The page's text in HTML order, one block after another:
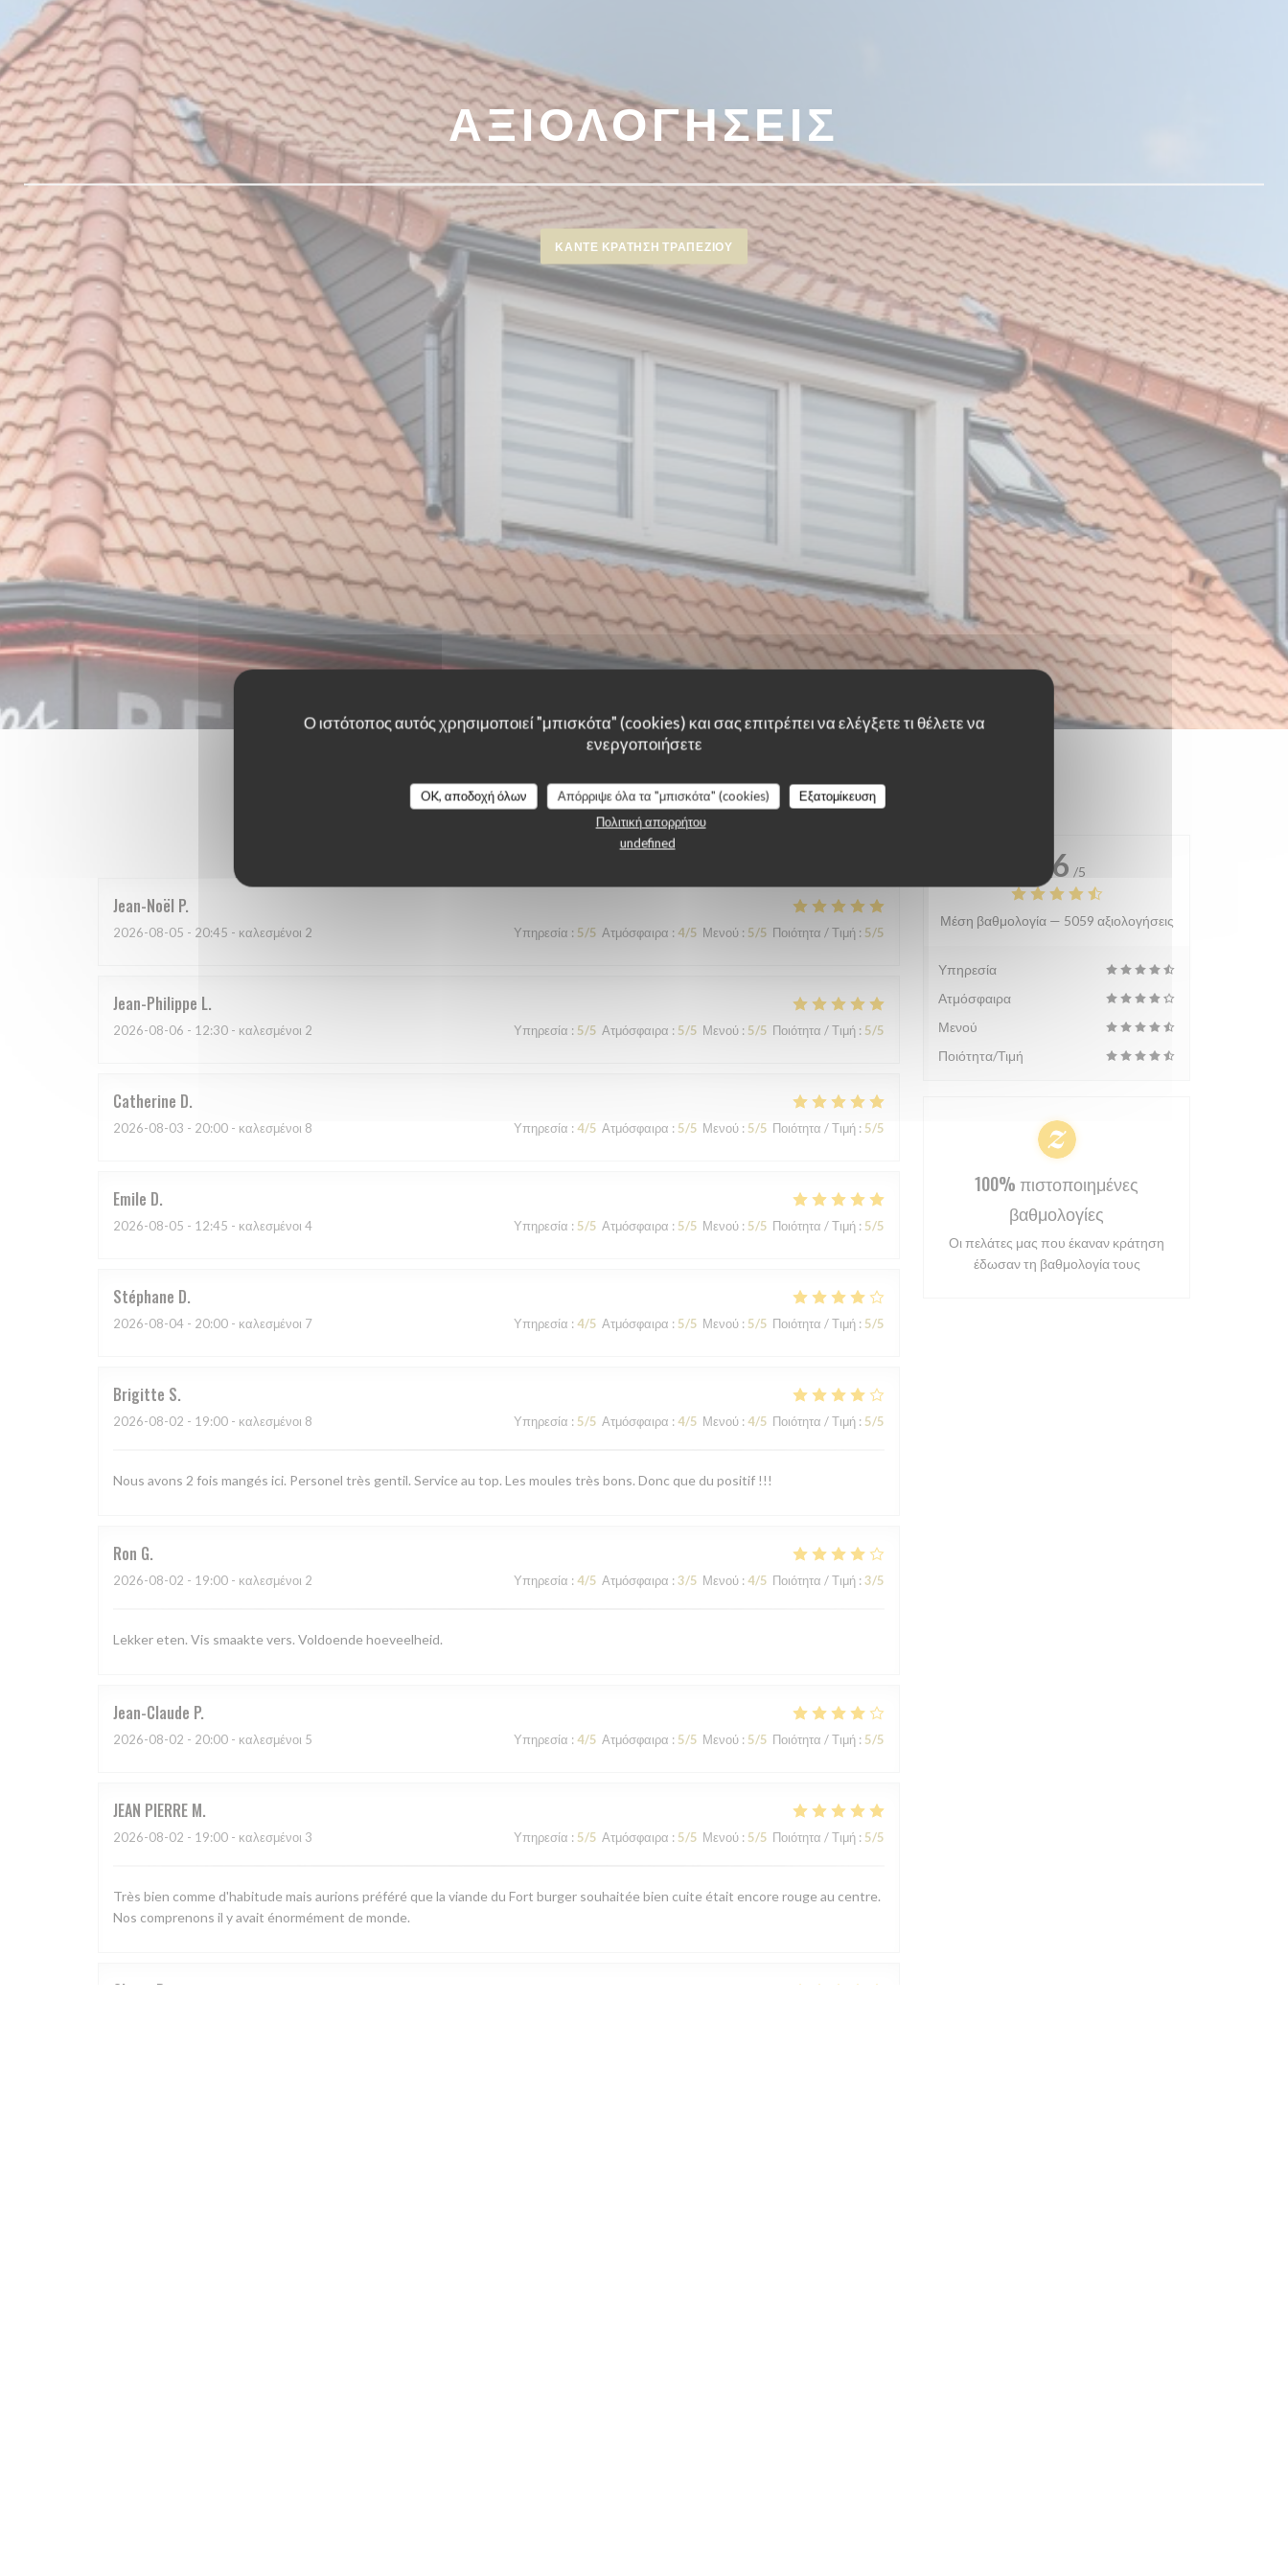
Ο ιστότοπος αυτός χρησιμοποιεί "μπισκότα" (cookies) και σας επιτρέπει να ελέγξετε τι θέλετε να
ενεργοποιήσετε
OK, αποδοχή όλων Απόρριψε όλα τα "μπισκότα" (cookies)
Εξατομίκευση
Πολιτική απορρήτου
undefined
ΑΞΙΟΛΟΓΉΣΕΙΣ
ΚΆΝΤΕ ΚΡΆΤΗΣΗ ΤΡΑΠΕΖΙΟΎ
Οι βαθμολογίες πελατών μας
Jean-Noël P
2026-08-05 - 20:45 - καλεσμένοι 2 Υπηρεσία : 5/5 Ατμόσφαιρα : 4/5 Μενού : 5/5 Ποιότητα / Τιμή : 5/5
Jean-Philippe L
2026-08-06 - 12:30 - καλεσμένοι 2 Υπηρεσία : 5/5 Ατμόσφαιρα : 5/5 Μενού : 5/5 Ποιότητα / Τιμή : 5/5
Catherine D
2026-08-03 - 20:00 - καλεσμένοι 8 Υπηρεσία : 4/5 Ατμόσφαιρα : 5/5 Μενού : 5/5 Ποιότητα / Τιμή : 5/5
Emile D
2026-08-05 - 12:45 - καλεσμένοι 4 Υπηρεσία : 5/5 Ατμόσφαιρα : 5/5 Μενού : 5/5 Ποιότητα / Τιμή : 5/5
Stéphane D
2026-08-04 - 20:00 - καλεσμένοι 7 Υπηρεσία : 4/5 Ατμόσφαιρα : 5/5 Μενού : 5/5 Ποιότητα / Τιμή : 5/5
Brigitte S
2026-08-02 - 19:00 - καλεσμένοι 8 Υπηρεσία : 5/5 Ατμόσφαιρα : 4/5 Μενού : 4/5 Ποιότητα / Τιμή : 5/5
Nous avons 2 fois mangés ici. Personel très gentil. Service au top. Les moules très bons. Donc que du positif !!!
Ron G
2026-08-02 - 19:00 - καλεσμένοι 2 Υπηρεσία : 4/5 Ατμόσφαιρα : 3/5 Μενού : 4/5 Ποιότητα / Τιμή : 3/5
Lekker eten. Vis smaakte vers. Voldoende hoeveelheid.
Jean-Claude P
2026-08-02 - 20:00 - καλεσμένοι 5 Υπηρεσία : 4/5 Ατμόσφαιρα : 5/5 Μενού : 5/5 Ποιότητα / Τιμή : 5/5
JEAN PIERRE M
2026-08-02 - 19:00 - καλεσμένοι 3 Υπηρεσία : 5/5 Ατμόσφαιρα : 5/5 Μενού : 5/5 Ποιότητα / Τιμή : 5/5
Très bien comme d'habitude mais aurions préféré que la viande du Fort burger souhaitée bien cuite était encore rouge au centre.
Nos comprenons il y avait énormément de monde.
Olivier B
4.6 /5
Μέση βαθμολογία — 5059 αξιολογήσεις
Υπηρεσία
Ατμόσφαιρα
Μενού
Ποιότητα/Τιμή
100% πιστοποιημένες
βαθμολογίες
Οι πελάτες μας που έκαναν κράτηση
έδωσαν τη βαθμολογία τους